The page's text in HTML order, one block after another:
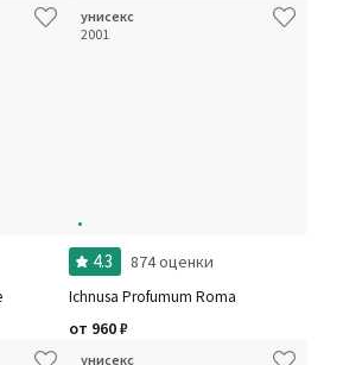
унисекс
2001
4.3 874 оценки
Ichnusa Profumum Roma
от 960₽
унисекс